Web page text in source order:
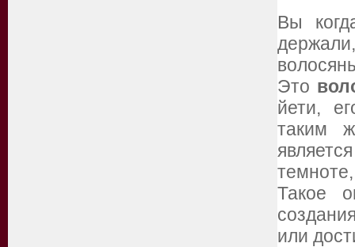
Вы
Это
йети,
таким
Такое
или